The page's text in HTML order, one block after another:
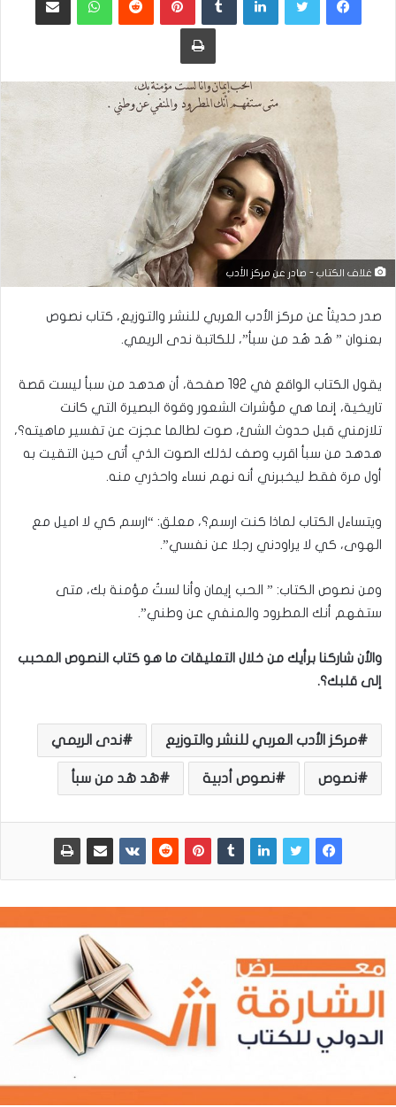
طباعة
غلاف الكتاب - صادر عن مركز الأدب
صدر حديثاً عن مركز الأدب العربي للنشر والتوزيع، كتاب نصوص
بعنوان ” هُد هُد من سبأ”، للكاتبة ندى الريمي.
يقول الكتاب الواقع في 192 صفحة، أن هدهد من سبأ ليست قصة
تاريخية، إنما هي مؤشرات الشعور وقوة البصيرة التي كانت
تلازمني قبل حدوث الشئ، صوت لطالما عجزت عن تفسير ماهيته؟،
هدهد من سبأ اقرب وصف لذلك الصوت الذي أتى حين التقيت به
أول مرة فقط ليخبرني أنه نهم نساء واحذري منه.
ويتساءل الكتاب لماذا كنت ارسم؟، معلق: “ارسم كي لا اميل مع
الهوى، كي لا يراودني رجلا عن نفسي”.
ومن نصوص الكتاب: ” الحب إيمان وأنا لستُ مؤمنة بك، متى
ستفهم أنك المطرود والمنفي عن وطني”.
والأن شاركنا برأيك من خلال التعليقات ما هو كتاب النصوص المحبب
إلى قلبك؟.
مركز الأدب العربي للنشر والتوزيع ندى الريمي
نصوص نصوص أدبية هُد هُد من سبأ